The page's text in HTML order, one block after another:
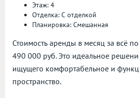
Этаж: 4
Отделка: С отделкой
Планировка: Смешанная
Стоимость аренды в месяц за всё
490 000 руб. Это идеальное
ищущего комфортабельное и
пространство.